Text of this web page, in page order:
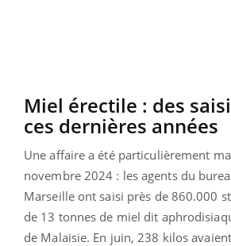
Miel érectile : des
ces dernières années
Une affaire a été particulièrement
novembre 2024 : les agents du
Marseille ont saisi près de 860.000
de 13 tonnes de miel dit
de Malaisie. En juin, 238 kilos